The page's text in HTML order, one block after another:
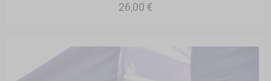
26,00 €